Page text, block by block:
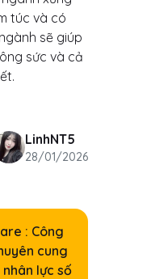
túc và có
sẽ giúp
sức và cả
LinhNT5
28/01/2026
: Công
cung
lực số